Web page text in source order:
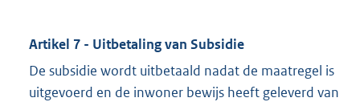
Artikel 7 - Uitbetaling van Subsidie
De subsidie wordt uitbetaald nadat de maatregel is
uitgevoerd en de inwoner bewijs heeft geleverd van